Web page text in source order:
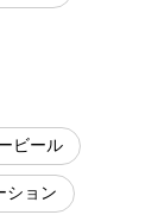
ビール
ション